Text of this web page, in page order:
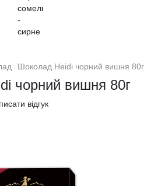
Шоколад Heidi чорний вишня 80г
чорний вишня 80г
відгук